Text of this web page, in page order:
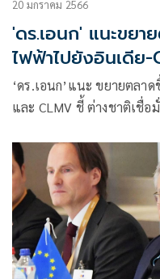
20 มกราคม 2566
'ดร.เอนก' แนะขย
ไฟฟ้าไปยังอินเดีย-
ของไทย
‘ดร.เอนก’แนะ ขยายตล
และ CLMV ชี้ ต่างชาติเชื่อ
ประเทศพัฒนาแล้ว